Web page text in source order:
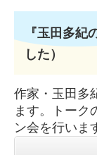
『玉田多紀
した）
作家・玉田多
ます。トーク
ン会を行いま